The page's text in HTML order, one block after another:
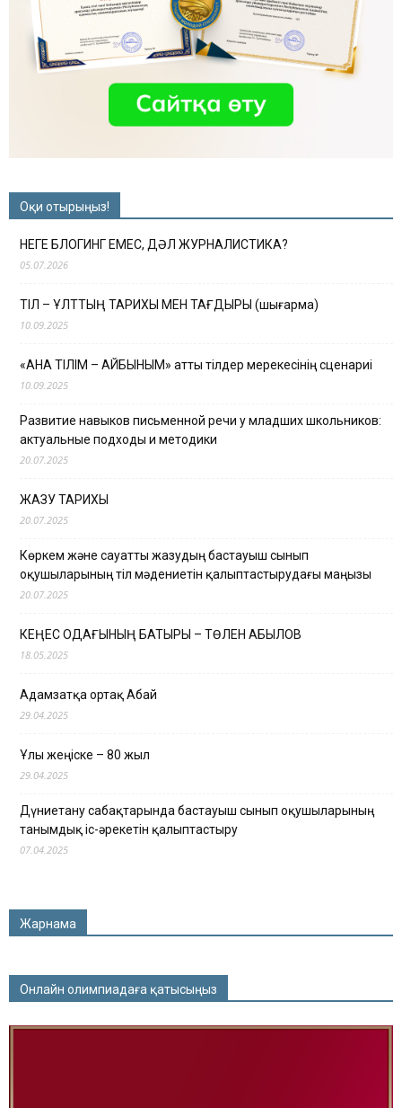
Оқи отырыңыз!
НЕГЕ БЛОГИНГ ЕМЕС, ДӘЛ ЖУРНАЛИСТИКА?
05.07.2026
ТІЛ – ҰЛТТЫҢ ТАРИХЫ МЕН ТАҒДЫРЫ (шығарма)
10.09.2025
«АНА ТІЛІМ – АЙБЫНЫМ» атты тілдер мерекесінің сценариі
10.09.2025
Развитие навыков письменной речи у младших школьников:
актуальные подходы и методики
20.07.2025
ЖАЗУ ТАРИХЫ
20.07.2025
Көркем және сауатты жазудың бастауыш сынып
оқушыларының тіл мәдениетін қалыптастырудағы маңызы
20.07.2025
КЕҢЕС ОДАҒЫНЫҢ БАТЫРЫ – ТӨЛЕН ҚАБЫЛОВ
18.05.2025
Адамзатқа ортақ Абай
29.04.2025
Ұлы жеңіске – 80 жыл
29.04.2025
Дүниетану сабақтарында бастауыш сынып оқушыларының
танымдық іс-әрекетін қалыптастыру
07.04.2025
Жарнама
Онлайн олимпиадаға қатысыңыз